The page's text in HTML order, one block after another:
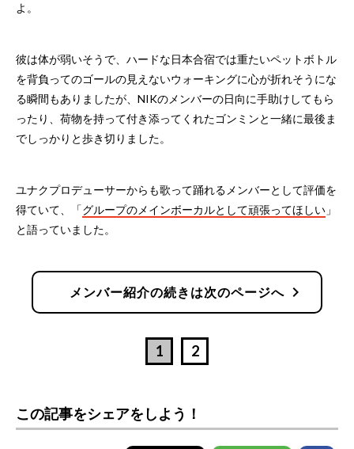
よ。
彼は体が弱いそうで、ハードな日本合宿では重たいペットボトル
を背負ってのゴールの見えないウォーキングに心が折れそうにな
る瞬間もありましたが、NIKのメンバーの日向に手助けしてもら
ったり、荷物を持って付き添ってくれたゴンミンと一緒に最後ま
でしっかりと歩き切りました。
ユナクプロデューサーからも歌って踊れるメンバーとして評価を
得ていて、「グループのメインボーカルとして頑張ってほしい 」
と語っていました。
メンバー紹介の続きは次のページへ chevron_right
1 2
この記事をシェアをしよう！